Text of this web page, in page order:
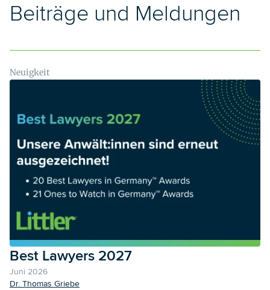
Beiträge und Meldungen
Neuigkeit
Best Lawyers 2027
Juni 2026
Dr. Thomas Griebe